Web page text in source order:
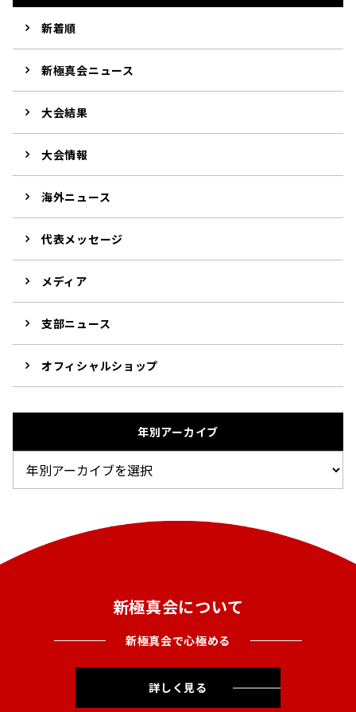
新着順
新極真会ニュース
大会結果
大会情報
海外ニュース
代表メッセージ
メディア
支部ニュース
オフィシャルショップ
年別アーカイブ
新極真会について
新極真会で心極める
詳しく見る